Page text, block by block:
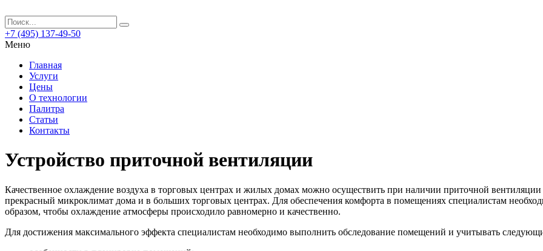
+7 (495) 137-49-50
Меню
Главная
Услуги
Цены
О технологии
Палитра
Статьи
Контакты
Устройство приточной вентиляции
Качественное охлаждение воздуха в торговых центрах и жилых домах можно осуществить при наличии приточной вентиляции
прекрасный микроклимат дома и в больших торговых центрах. Для обеспечения комфорта в помещениях специалистам
образом, чтобы охлаждение атмосферы происходило равномерно и качественно.
Для достижения максимального эффекта специалистам необходимо выполнить обследование помещений и учитывать